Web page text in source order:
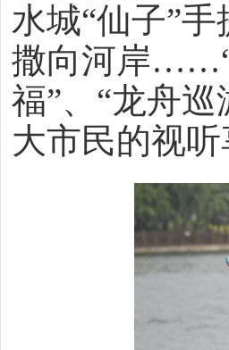
水城“仙子”
撒向河岸……“
福”、“龙舟
大市民的视听